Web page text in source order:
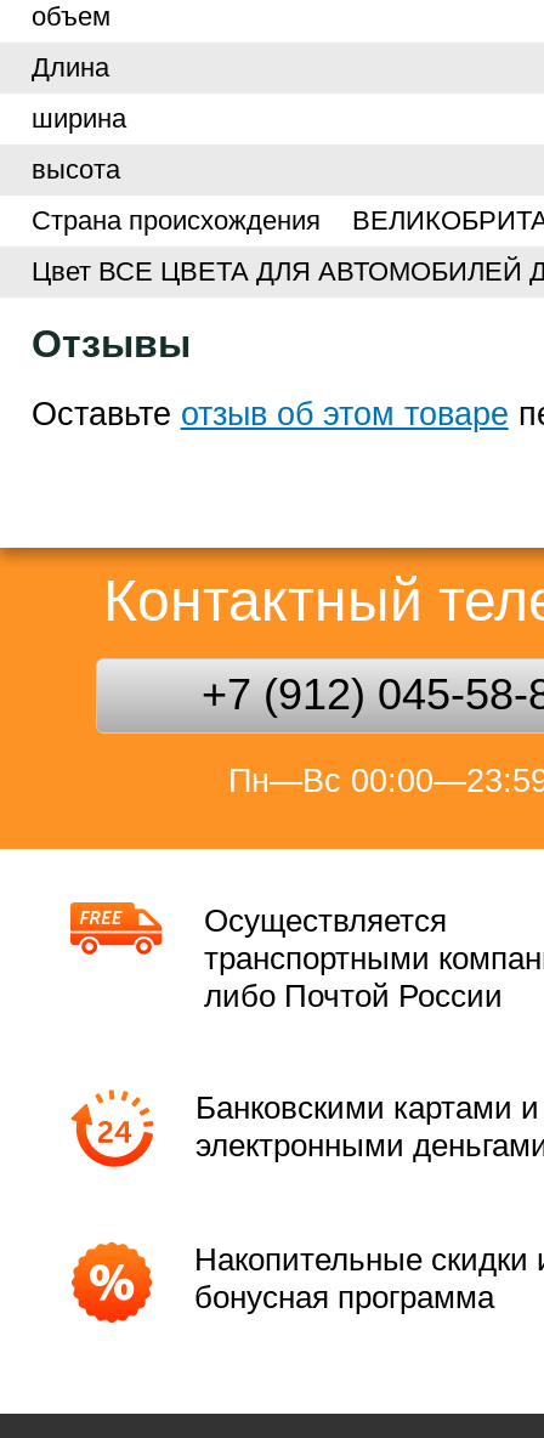
объем
Длина
ширина
высота
Страна происхождения
Цвет ВСЕ ЦВЕТА ДЛЯ АВТОМОБИЛЕЙ
Отзывы
Оставьте отзыв об этом товаре
Контактный
+7 (912) 045-58-
Пн—Вс
Осуществляется
транспортными
либо Почтой России
Банковскими картами и
электронными
Накопительные скидки
бонусная программа